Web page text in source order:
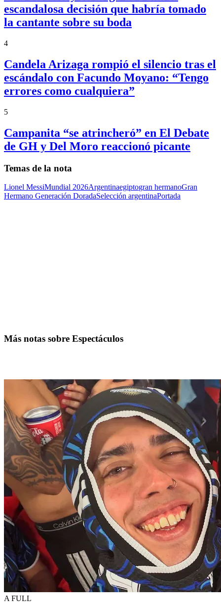
escandalosa decisión que habría tomado
la cantante sobre su boda
4
Candela Arizaga rompió el silencio tras el
escándalo con Facundo Moyano: “Tengo
errores como cualquiera”
5
Campanita “se atrincheró” en El Debate
de GH y Del Moro reaccionó picante
Temas de la nota
Lionel MessiMundial 2026Argentinaegiptogran hermanoGran
Hermano Generación DoradaSelección argentinaPortada
Más notas sobre Espectáculos
A FULL